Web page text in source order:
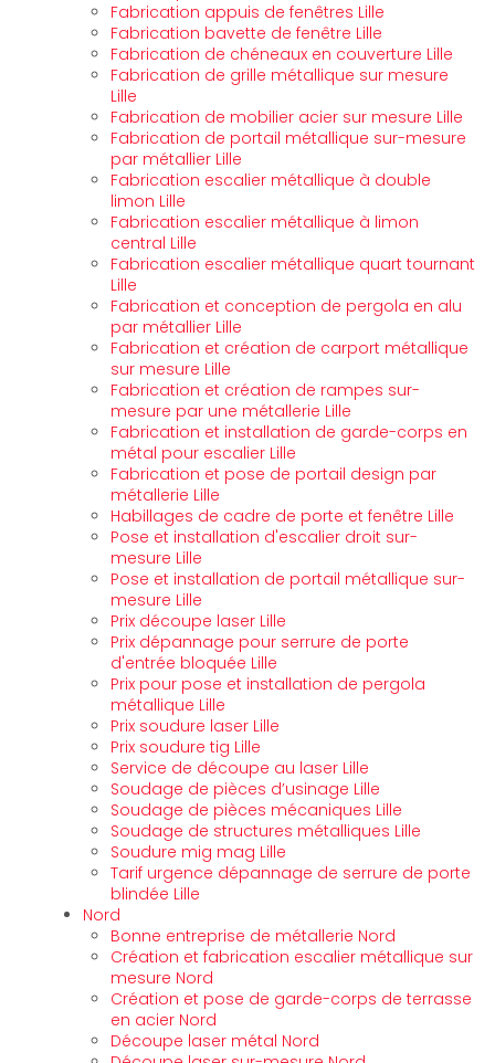
Fabrication appuis de fenêtres Lille
Fabrication bavette de fenêtre Lille
Fabrication de chéneaux en couverture Lille
Fabrication de grille métallique sur mesure
Lille
Fabrication de mobilier acier sur mesure Lille
Fabrication de portail métallique sur-mesure
par métallier Lille
Fabrication escalier métallique à double
limon Lille
Fabrication escalier métallique à limon
central Lille
Fabrication escalier métallique quart tournant
Lille
Fabrication et conception de pergola en alu
par métallier Lille
Fabrication et création de carport métallique
sur mesure Lille
Fabrication et création de rampes sur-
mesure par une métallerie Lille
Fabrication et installation de garde-corps en
métal pour escalier Lille
Fabrication et pose de portail design par
métallerie Lille
Habillages de cadre de porte et fenêtre Lille
Pose et installation d'escalier droit sur-
mesure Lille
Pose et installation de portail métallique sur-
mesure Lille
Prix découpe laser Lille
Prix dépannage pour serrure de porte
d'entrée bloquée Lille
Prix pour pose et installation de pergola
métallique Lille
Prix soudure laser Lille
Prix soudure tig Lille
Service de découpe au laser Lille
Soudage de pièces d’usinage Lille
Soudage de pièces mécaniques Lille
Soudage de structures métalliques Lille
Soudure mig mag Lille
Tarif urgence dépannage de serrure de porte
blindée Lille
Nord
Bonne entreprise de métallerie Nord
Création et fabrication escalier métallique sur
mesure Nord
Création et pose de garde-corps de terrasse
en acier Nord
Découpe laser métal Nord